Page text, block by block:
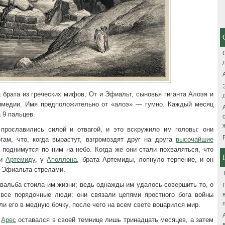
из греческих мифов, От и Эфиальт, сыновья гиганта Алоэя и
Имя предположительно от «алоэ» — гумно. Каждый месяц
9 пальцев.
силой и отвагой, и это вскружило им головы: они
что, когда вырастут, взгромоздят друг на друга высочайшие
по ним на небо. Когда же они стали похваляться, что
Артемиду, уАполлона, брата Артемиды, лопнуло терпение, и он
стрелами.
стоила им жизни; ведь однажды им удалось совершить то, о
порядочные люди: они связали цепями яростного бога войны
его в медную бочку, после чего на всем свете воцарился мир.
Арес оставался в своей темнице лишь тринадцать месяцев, а затем